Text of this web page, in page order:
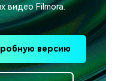
видео Filmora.
версию